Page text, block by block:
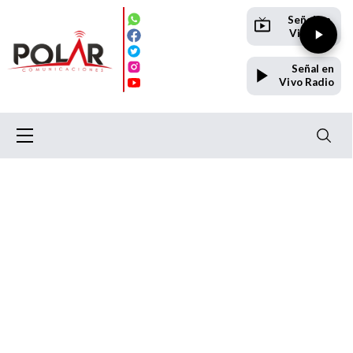
Señal en
Vivo TV
Señal en
Vivo Radio